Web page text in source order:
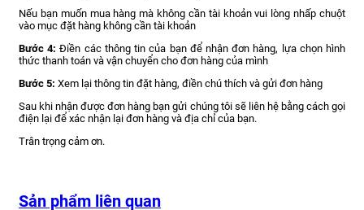
Nếu bạn muốn mua hàng mà không cần tài khoản vui lòng nhấp chuột
vào mục đặt hàng không cần tài khoản
Bước 4: Điền các thông tin của bạn để nhận đơn hàng, lựa chọn hình
thức thanh toán và vận chuyển cho đơn hàng của mình
Bước 5: Xem lại thông tin đặt hàng, điền chú thích và gửi đơn hàng
Sau khi nhận được đơn hàng bạn gửi chúng tôi sẽ liên hệ bằng cách gọi
điện lại để xác nhận lại đơn hàng và địa chỉ của bạn.
Trân trọng cảm ơn.
Sản phẩm liên quan